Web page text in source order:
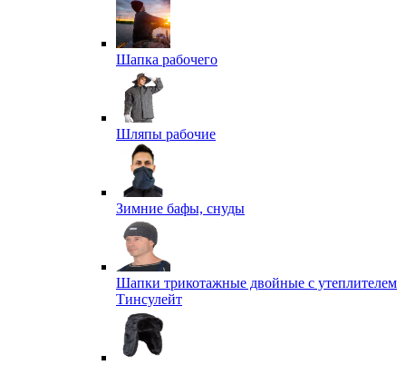
Шапка рабочего
Шляпы рабочие
Зимние бафы, снуды
Шапки трикотажные двойные с утеплителем
Тинсулейт